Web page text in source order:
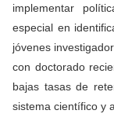
implementar
especial en
jóvenes
con doctorado
bajas tasas de
sistema científico y